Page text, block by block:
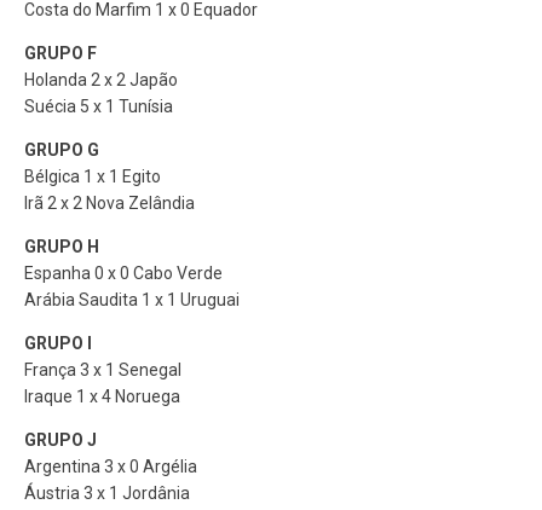
Costa do Marfim 1 x 0 Equador
GRUPO F
Holanda 2 x 2 Japão
Suécia 5 x 1 Tunísia
GRUPO G
Bélgica 1 x 1 Egito
Irã 2 x 2 Nova Zelândia
GRUPO H
Espanha 0 x 0 Cabo Verde
Arábia Saudita 1 x 1 Uruguai
GRUPO I
França 3 x 1 Senegal
Iraque 1 x 4 Noruega
GRUPO J
Argentina 3 x 0 Argélia
Áustria 3 x 1 Jordânia